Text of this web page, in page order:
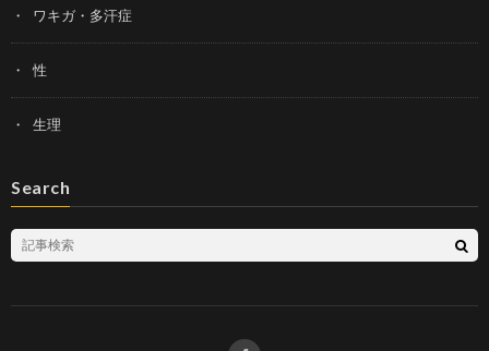
ワキガ・多汗症
性
生理
Search